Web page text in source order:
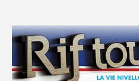
content